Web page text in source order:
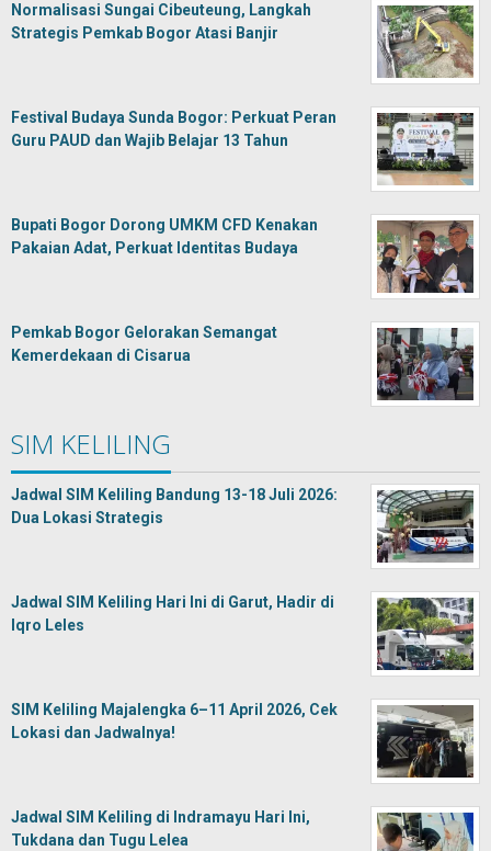
Normalisasi Sungai Cibeuteung, Langkah
Strategis Pemkab Bogor Atasi Banjir
Festival Budaya Sunda Bogor: Perkuat Peran
Guru PAUD dan Wajib Belajar 13 Tahun
Bupati Bogor Dorong UMKM CFD Kenakan
Pakaian Adat, Perkuat Identitas Budaya
Pemkab Bogor Gelorakan Semangat
Kemerdekaan di Cisarua
SIM KELILING
Jadwal SIM Keliling Bandung 13-18 Juli 2026:
Dua Lokasi Strategis
Jadwal SIM Keliling Hari Ini di Garut, Hadir di
Iqro Leles
SIM Keliling Majalengka 6–11 April 2026, Cek
Lokasi dan Jadwalnya!
Jadwal SIM Keliling di Indramayu Hari Ini,
Tukdana dan Tugu Lelea